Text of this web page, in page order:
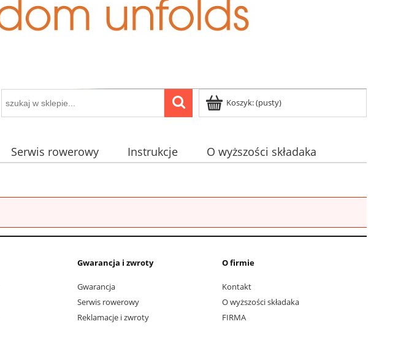
Koszyk:(pusty)
Serwis rowerowy Instrukcje
O wyższości składaka
Gwarancja i zwroty
Gwarancja
Serwis rowerowy
Reklamacje i zwroty
O firmie
Kontakt
O wyższości składaka
FIRMA